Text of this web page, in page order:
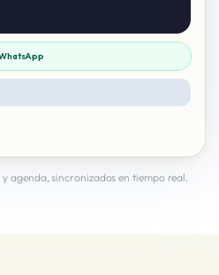
y agenda, sincronizados en tiempo real.